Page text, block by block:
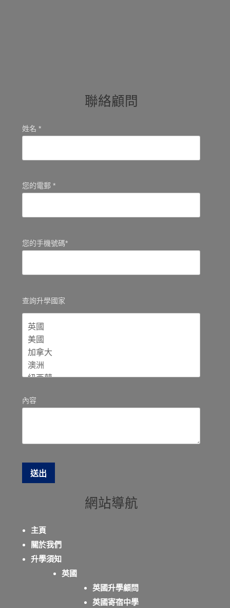
聯絡顧問
姓名 *
您的電郵 *
您的手機號碼*
查詢升學國家
內容
網站導航
主頁
關於我們
升學須知
英國
英國升學顧問
英國寄宿中學